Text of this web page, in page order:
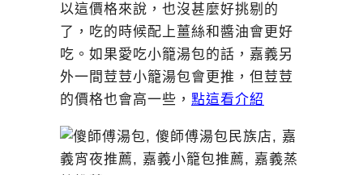
以這價格來說，也沒甚麼好挑剔的
了，吃的時候配上薑絲和醬油會更好
吃。如果愛吃小籠湯包的話，嘉義另
外一間荳荳小籠湯包會更推，但荳荳
的價格也會高一些， 點這看介紹